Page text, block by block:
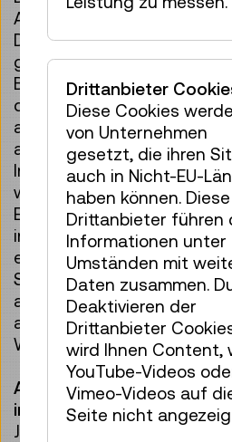
Animationen auf Basis der
Daten und der
gibt es noch weitere
Beispiel kann man
dann visuell dargestellt
als zukünftige Erweiterung
am Technischen Museum
Informationen von
wie Wetterdaten zur
Erdbeobachtungsdaten
in die Projektion
eingespeisten Daten
Sensoren kommen, die am
angebracht sind. So
abhängig von Windstärke
Windrichtung gesteuert
Auch in der Content-
innovative Technologien
Ja, die Szene zum Thema
Drittanbieter
Diese Cookies
von Unternehmen
gesetzt, die ihren
auch in Nicht-EU-
haben können. Diese
Drittanbieter führen
Informationen unter
Umständen mit
Daten zusammen.
Deaktivieren der
Drittanbieter
wird Ihnen Content,
YouTube-Videos
Vimeo-Videos auf
Seite nicht